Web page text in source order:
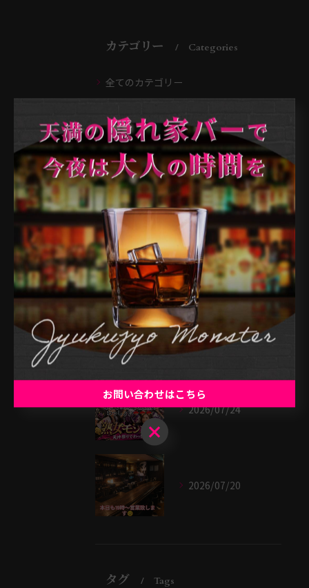
カテゴリー Categories
全てのカテゴリー
天神橋のバー
南森町のバー
扇町のバー
大阪市のバー
最近の投稿 Recent Posts
2026/07/25
2026/07/24
2026/07/20
タグ Tags
お問い合わせはこちら
お問い合わせはこちら